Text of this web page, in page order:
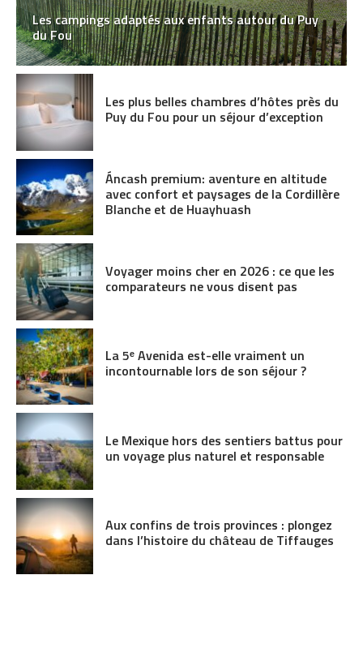
Les campings adaptés aux enfants autour du Puy
du Fou
Les plus belles chambres d’hôtes près du
Puy du Fou pour un séjour d’exception
Áncash premium: aventure en altitude
avec confort et paysages de la Cordillère
Blanche et de Huayhuash
Voyager moins cher en 2026 : ce que les
comparateurs ne vous disent pas
La 5ᵉ Avenida est-elle vraiment un
incontournable lors de son séjour ?
Le Mexique hors des sentiers battus pour
un voyage plus naturel et responsable
Aux confins de trois provinces : plongez
dans l’histoire du château de Tiffauges